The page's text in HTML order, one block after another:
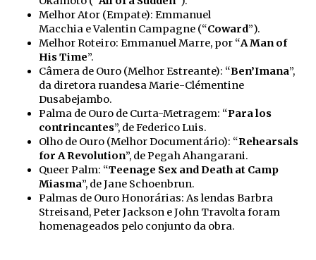
Melhor Ator (Empate): Emmanuel
Macchia e Valentin Campagne (“Coward”).
Melhor Roteiro: Emmanuel Marre, por “A Man of
His Time”.
Câmera de Ouro (Melhor Estreante): “Ben’Imana”,
da diretora ruandesa Marie-Clémentine
Dusabejambo.
Palma de Ouro de Curta-Metragem: “Para los
contrincantes”, de Federico Luis.
Olho de Ouro (Melhor Documentário): “Rehearsals
for A Revolution”, de Pegah Ahangarani.
Queer Palm: “Teenage Sex and Death at Camp
Miasma”, de Jane Schoenbrun.
Palmas de Ouro Honorárias: As lendas Barbra
Streisand, Peter Jackson e John Travolta foram
homenageados pelo conjunto da obra.